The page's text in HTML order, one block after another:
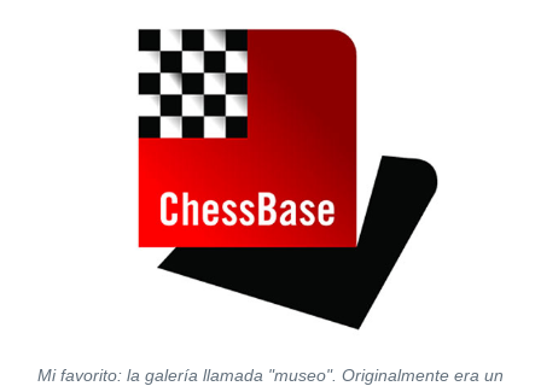
Mi favorito: la galería llamada "museo". Originalmente era un